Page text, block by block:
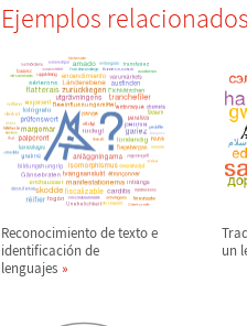
Ejemplos
Reconocimiento de texto e
identificación de
lenguajes
un